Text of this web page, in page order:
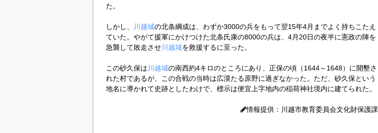
た。
しかし、 川越城の北条綱成は、わずか3000の兵をもって翌15年4月までよく持ちこたえ
ていた。やがて援軍にかけつけた北条氏康の8000の兵は、4月20日の夜半に憲政の陣を
急襲して敗走させ川越城を救援するに至った。
この砂久保は 川越城の南西約4キロのところにあり、正保の頃（1644～1648）に開墾さ
れた村であるが、この合戦の当時は広漠たる原野に過ぎなかった。ただ、砂久保という
地名に導かれて史跡としたわけで、標示は便宜上字地内の稲荷神社境内に建てられた。
情報提供：川越市教育委員会文化財保護課